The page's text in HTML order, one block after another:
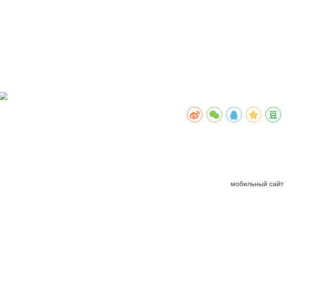
мобильный сайт